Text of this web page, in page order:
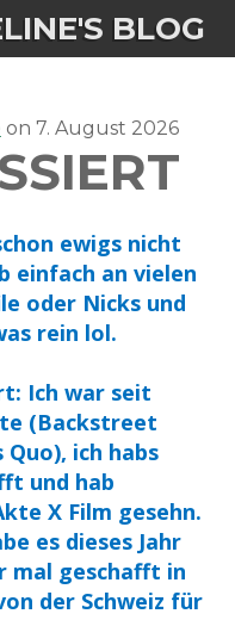
BLOG
alles, was
KAYA
on 7. August 2026
ewigs nicht
einfach an vielen
oder Nicks und
rein lol.
Ich war seit
(Backstreet
Quo), ich habs
und hab
X Film gesehn.
es dieses Jahr
mal geschafft in
der Schweiz für